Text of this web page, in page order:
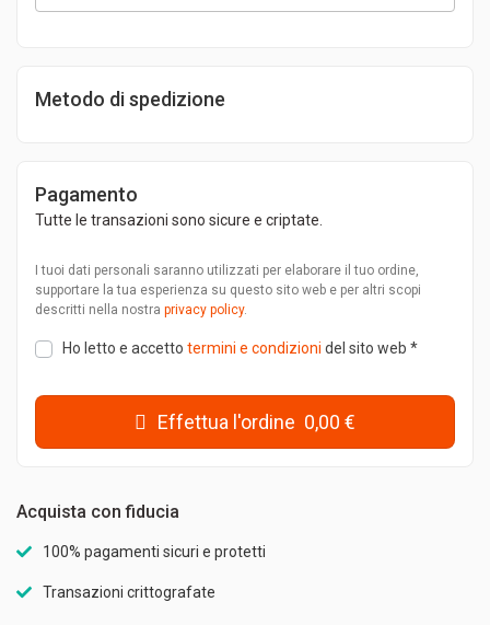
Metodo di spedizione
Pagamento
Tutte le transazioni sono sicure e criptate.
I tuoi dati personali saranno utilizzati per elaborare il tuo ordine,
supportare la tua esperienza su questo sito web e per altri scopi
descritti nella nostra privacy policy.
Ho letto e accetto termini e condizioni del sito web *
Effettua l'ordine 0,00 €
Acquista con fiducia
100% pagamenti sicuri e protetti
Transazioni crittografate